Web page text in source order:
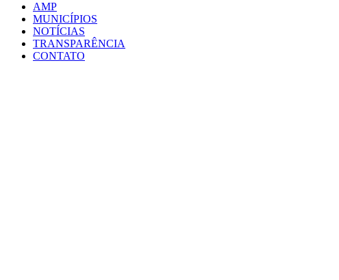
AMP
MUNICÍPIOS
NOTÍCIAS
TRANSPARÊNCIA
CONTATO